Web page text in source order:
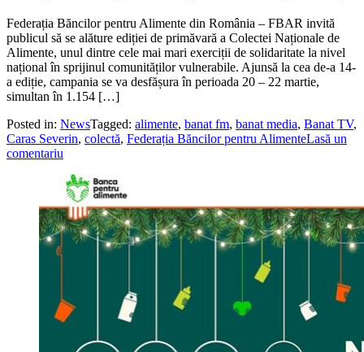
Federația Băncilor pentru Alimente din România – FBAR invită
publicul să se alăture ediției de primăvară a Colectei Naționale de
Alimente, unul dintre cele mai mari exerciții de solidaritate la nivel
național în sprijinul comunităților vulnerabile. Ajunsă la cea de-a 14-
a ediție, campania se va desfășura în perioada 20 – 22 martie,
simultan în 1.154 […]
Posted in: NewsTagged: alimente, banat fm, banat media, Banat TV,
Caras Severin, colectă, Federația Băncilor pentru AlimenteLasă un
comentariu